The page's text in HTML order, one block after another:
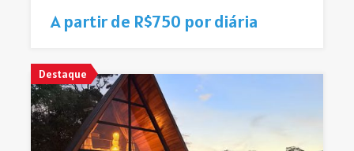
A partir de R$750 por diária
Destaque